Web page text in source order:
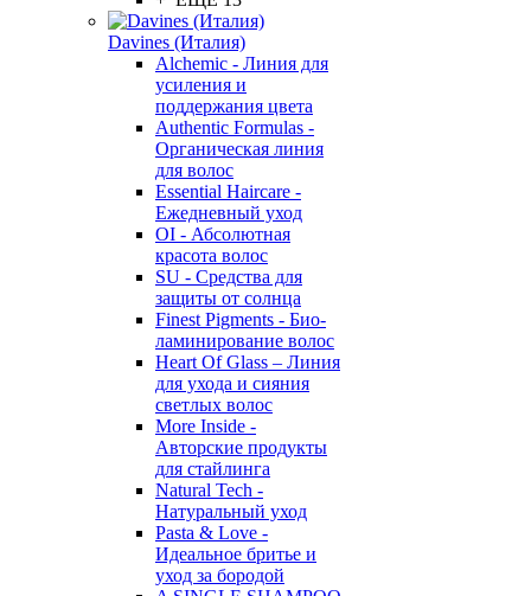
Davines (Италия)
Alchemic - Линия для
усиления и
поддержания цвета
Authentic Formulas -
Органическая линия
для волос
Essential Haircare -
Eжедневный уход
OI - Абсолютная
красота волос
SU - Средства для
защиты от солнца
Finest Pigments - Био-
ламинирование волос
Heart Of Glass – Линия
для ухода и сияния
светлых волос
More Inside -
Авторские продукты
для стайлинга
Natural Tech -
Натуральный уход
Pasta & Love -
Идеальное бритье и
уход за бородой